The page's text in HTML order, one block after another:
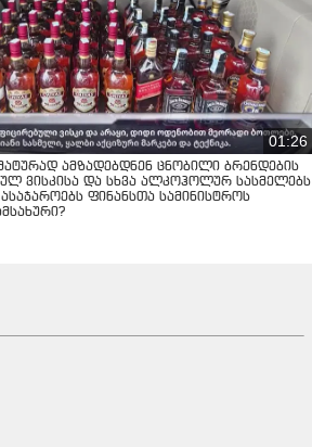
01:26
ამზადებდნენ ცნობილი ბრენდების
ვისკისა და სხვა ალკოჰოლურ სასმელებს
ფინანსთა სამინისტროს